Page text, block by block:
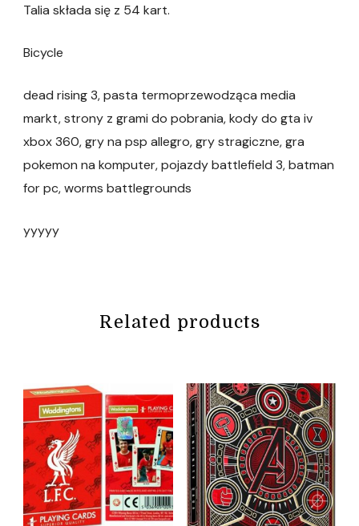
Talia składa się z 54 kart.
Bicycle
dead rising 3, pasta termoprzewodząca media
markt, strony z grami do pobrania, kody do gta iv
xbox 360, gry na psp allegro, gry stragiczne, gra
pokemon na komputer, pojazdy battlefield 3, batman
for pc, worms battlegrounds
yyyyy
Related products